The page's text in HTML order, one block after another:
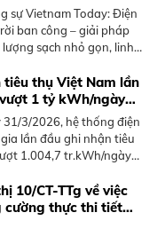
sự Vietnam Today: Điện
ban công – giải pháp
sạch nhỏ gọn, linh
Việt Nam, không cần mái
tiêu thụ Việt Nam lần
1 tỷ kWh/ngày
2026
31/3/2026, hệ thống điện
lần đầu ghi nhận tiêu
1.004,7 tr.kWh/ngày
xu hướng và giải pháp
trời mái nhà.
10/CT-TTg về việc
cường thực thi tiết